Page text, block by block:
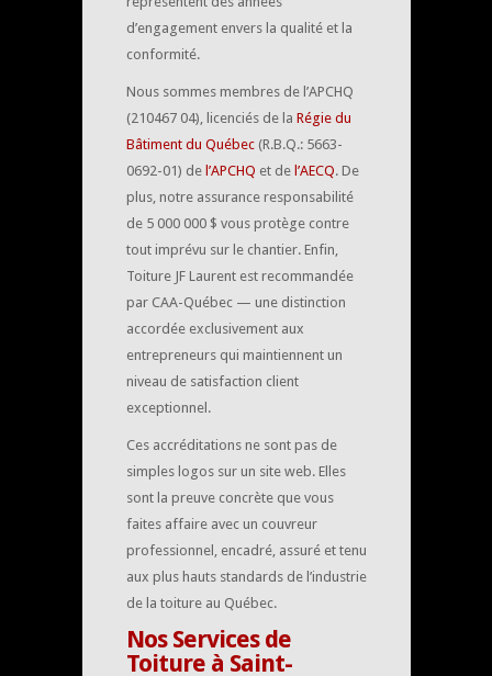
d’engagement envers la qualité et la
conformité.
Nous sommes membres de l’APCHQ
(210467 04), licenciés de la Régie du
Bâtiment du Québec(R.B.Q.: 5663-
0692-01) de l’APCHQ et de l’AECQ. De
plus, notre assurance responsabilité
de 5 000 000 $ vous protège contre
tout imprévu sur le chantier. Enfin,
Toiture JF Laurent est recommandée
par CAA-Québec — une distinction
accordée exclusivement aux
entrepreneurs qui maintiennent un
niveau de satisfaction client
exceptionnel.
Ces accréditations ne sont pas de
simples logos sur un site web. Elles
sont la preuve concrète que vous
faites affaire avec un couvreur
professionnel, encadré, assuré et tenu
aux plus hauts standards de l’industrie
de la toiture au Québec.
Nos Services de
Toiture à Saint-